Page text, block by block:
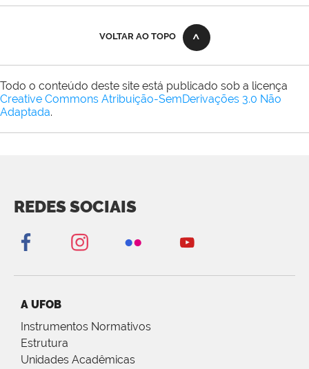
VOLTAR AO TOPO
Todo o conteúdo deste site está publicado sob a licença
Creative Commons Atribuição-SemDerivações 3.0 Não
Adaptada.
REDES SOCIAIS
A UFOB
Instrumentos Normativos
Estrutura
Unidades Acadêmicas